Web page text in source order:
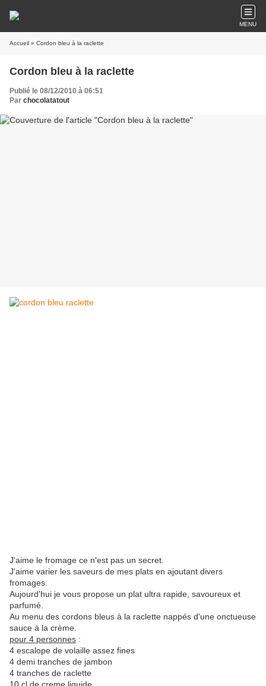
MENU
Accueil » Cordon bleu à la raclette
Cordon bleu à la raclette
Publié le 08/12/2010 à 06:51
Par chocolatatout
J'aime le fromage ce n'est pas un secret.
J'aime varier les saveurs de mes plats en ajoutant divers
fromages.
Aujourd'hui je vous propose un plat ultra rapide, savoureux et
parfumé.
Au menu des cordons bleus à la raclette nappés d'une onctueuse
sauce à la crème.
pour 4 personnes :
4 escalope de volaille assez fines
4 demi tranches de jambon
4 tranches de raclette